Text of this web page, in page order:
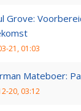
Grove:
21, 01:03
Mateboer:
20, 03:12